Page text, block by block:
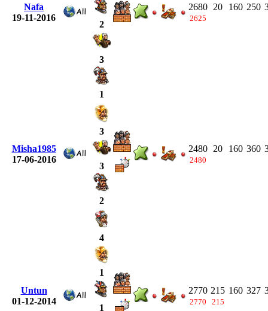
Nafa
19-11-2016
2
3
1
2680
2625
20 160 250
Misha1985
17-06-2016
3
3
2
2480
2480
20 160 360
Untun
01-12-2014
4
1
1
2770
2770
215
215
160 327